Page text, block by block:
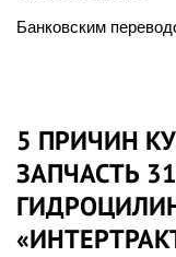
Банковским
5 ПРИЧИН
ЗАПЧАСТЬ